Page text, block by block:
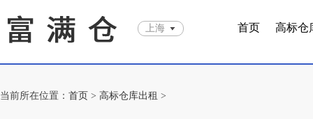
上海 首页 高标仓
当前所在位置： 首页 > 高标仓库出租 >